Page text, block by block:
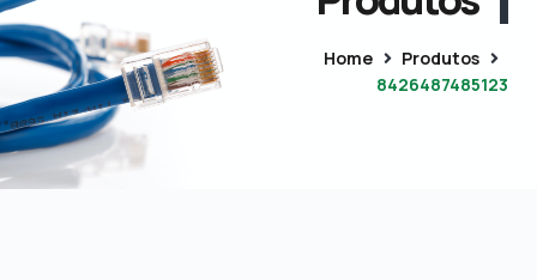
Home
Produtos
8426487485123